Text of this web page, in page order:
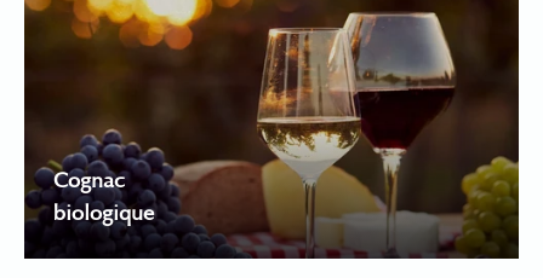
Cognac
biologique